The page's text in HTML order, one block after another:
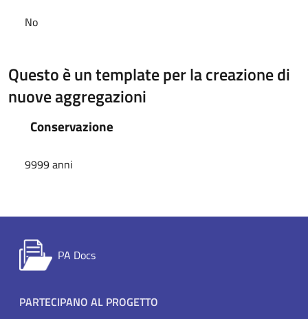
No
Questo è un template per la creazione di
nuove aggregazioni
Conservazione
9999 anni
PA Docs
Footer menu
PARTECIPANO AL PROGETTO